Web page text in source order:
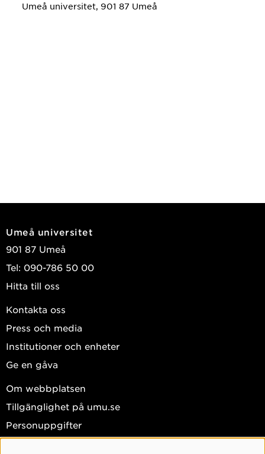
Umeå universitet, 901 87 Umeå
Umeå universitet
901 87 Umeå
Tel: 090-786 50 00
Hitta till oss
Kontakta oss
Press och media
Institutioner och enheter
Ge en gåva
Om webbplatsen
Tillgänglighet på umu.se
Personuppgifter